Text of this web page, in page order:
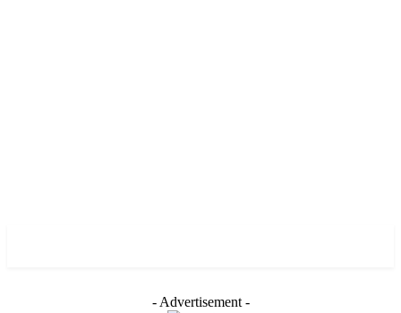
- Advertisement -